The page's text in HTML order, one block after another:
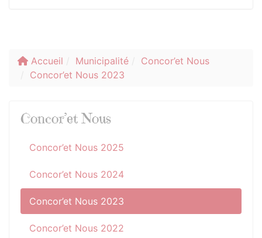
Accueil Municipalité
Concor’et Nous
Concor’et Nous 2023
Concor’et Nous
Concor’et Nous 2025
Concor’et Nous 2024
Concor’et Nous 2023
Concor’et Nous 2022